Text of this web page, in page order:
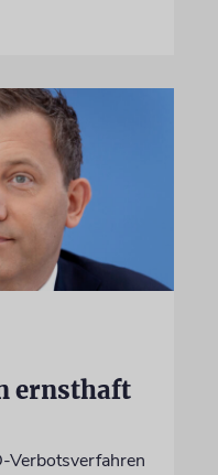
ernsthaft
Verbotsverfahren